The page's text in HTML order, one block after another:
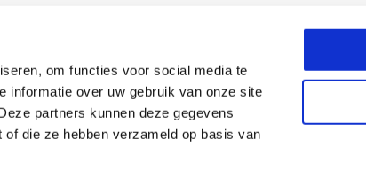
om functies voor social media te
informatie over uw gebruik van onze site
partners kunnen deze gegevens
die ze hebben verzameld op basis van
DMWS-RSS-feed
beoordelingen